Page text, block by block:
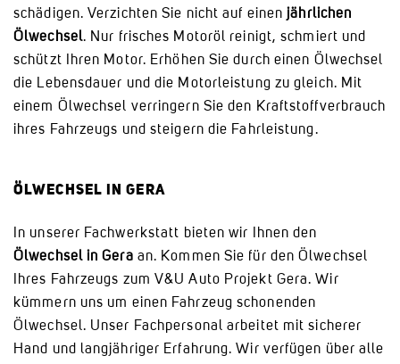
schädigen. Verzichten Sie nicht auf einen jährlichen
Ölwechsel. Nur frisches Motoröl reinigt, schmiert und
schützt Ihren Motor. Erhöhen Sie durch einen Ölwechsel
die Lebensdauer und die Motorleistung zu gleich. Mit
einem Ölwechsel verringern Sie den Kraftstoffverbrauch
ihres Fahrzeugs und steigern die Fahrleistung.
ÖLWECHSEL IN GERA
In unserer Fachwerkstatt bieten wir Ihnen den
Ölwechsel in Gera an. Kommen Sie für den Ölwechsel
Ihres Fahrzeugs zum V&U Auto Projekt Gera. Wir
kümmern uns um einen Fahrzeug schonenden
Ölwechsel. Unser Fachpersonal arbeitet mit sicherer
Hand und langjähriger Erfahrung. Wir verfügen über alle